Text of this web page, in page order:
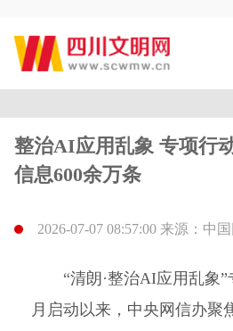
整治AI应用乱象 专项行
信息600余万条
2026-07-07 08:57:00 来源：中
“清朗·整治AI应用乱象”
月启动以来，中央网信办聚